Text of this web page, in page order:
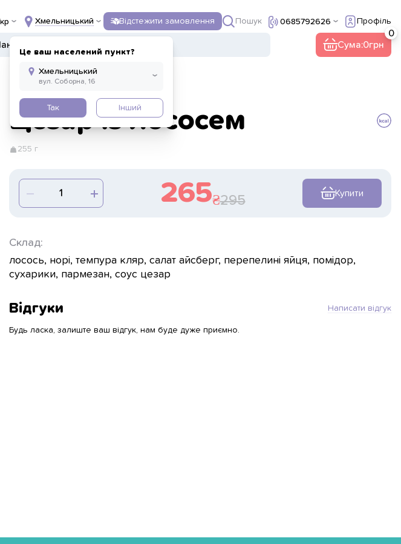
Хмельницький
Це ваш населений пункт?
Так Інший
Відстежити замовлення Пошук 0685792626 Профіль
Сума:0
Цезар із лососем
255 г
265 295 Купити
Склад:
лосось, норі, темпура кляр, салат айсберг, перепелині яйця, помідор,
сухарики, пармезан, соус цезар
Відгуки Написати відгук
Будь ласка, залиште ваш відгук, нам буде дуже приємно.